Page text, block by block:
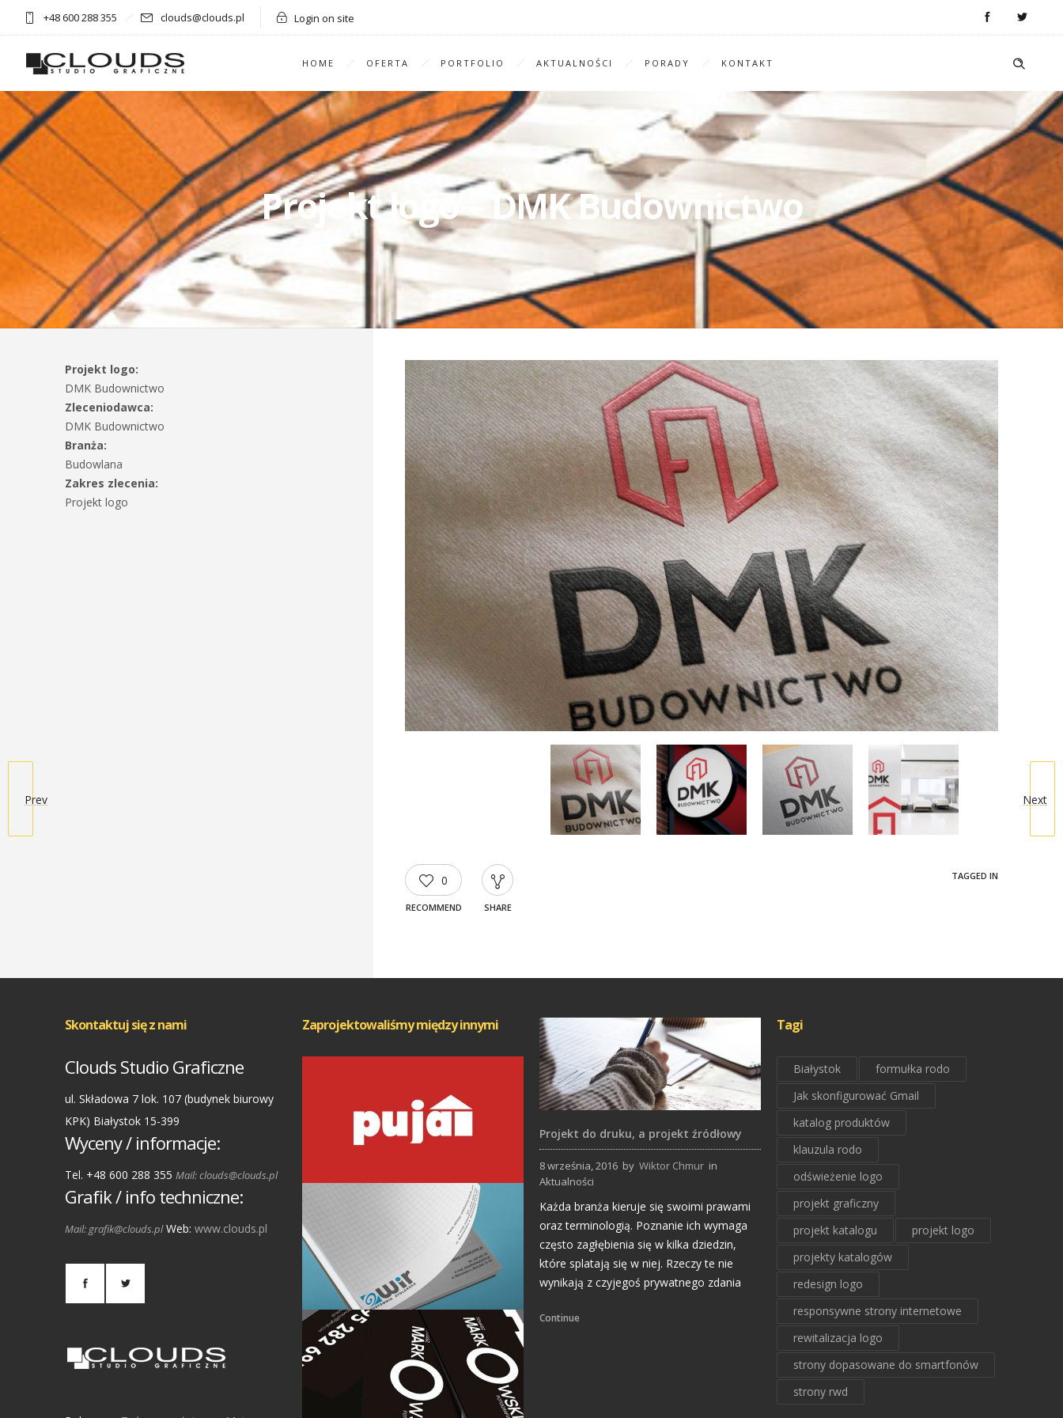
+48 600 288 355 clouds@clouds.pl Login on site
HOME OFERTA PORTFOLIO AKTUALNOŚCI PORADY KONTAKT
Projekt logo – DMK Budownictwo
Prev Next
0
RECOMMEND SHARE
TAGGED IN
Projekt logo:
DMK Budownictwo
Zleceniodawca:
DMK Budownictwo
Branża:
Budowlana
Zakres zlecenia:
Projekt logo
Skontaktuj się z nami
Clouds Studio Graficzne
ul. Składowa 7 lok. 107 (budynek biurowy
KPK) Białystok 15-399
Wyceny / informacje:
Tel. +48 600 288 355 Mail: clouds@clouds.pl
Grafik / info techniczne:
Mail: grafik@clouds.plWeb: www.clouds.pl
Zaprojektowaliśmy między innymi
Projekty logo
Inne projekty
Projekt do druku, a projekt źródłowy
8 września, 2016 by Wiktor Chmur in
Aktualności
Każda branża kieruje się swoimi prawami
oraz terminologią. Poznanie ich wymaga
często zagłębienia się w kilka dziedzin,
które splatają się w niej. Rzeczy te nie
wynikają z czyjegoś prywatnego zdania
Continue
Tagi
Białystok
formułka rodo
Jak skonfigurować Gmail
katalog produktów
klauzula rodo
odświeżenie logo
projekt graficzny
projekt katalogu
projekt logo
projekty katalogów
redesign logo
responsywne strony internetowe
rewitalizacja logo
strony dopasowane do smartfonów
strony rwd